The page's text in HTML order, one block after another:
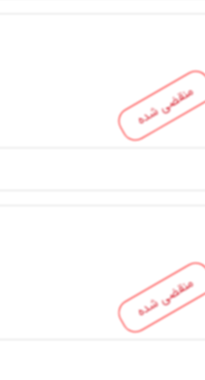
منقضی شده
منقضی شده